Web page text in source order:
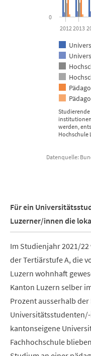
werden,
Hochschule
20122013
0
Datenquelle:
Für ein
Luzerner/innen die
Im Studienjahr 2021/
der Tertiärstufe A, die
Luzern wohnhaft
Kanton Luzern selber
Prozent ausserhalb
kantonseigene
Fachhochschule